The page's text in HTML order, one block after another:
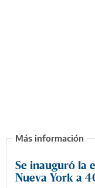
Se inauguró la
Nueva York a